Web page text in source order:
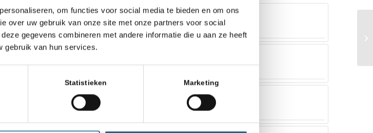
om functies voor social media te bieden en om ons
over uw gebruik van onze site met onze partners voor social
gegevens combineren met andere informatie die u aan ze heeft
gebruik van hun services.
Statistieken Marketing